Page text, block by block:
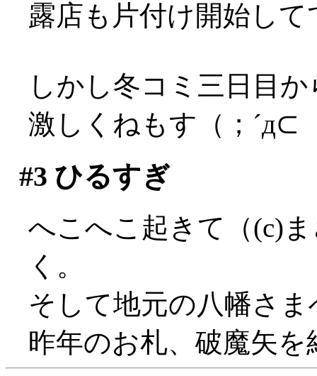
露店も片付け開始し
しかし冬コミ三日目
激しくねもす（；´д⊂
#3 ひるすぎ
へこへこ起きて（(c)
く。
そして地元の八幡さ
昨年のお札、破魔矢